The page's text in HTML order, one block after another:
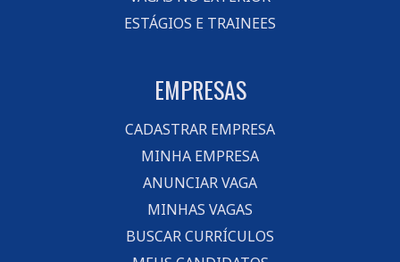
ESTÁGIOS E TRAINEES
EMPRESAS
CADASTRAR EMPRESA
MINHA EMPRESA
ANUNCIAR VAGA
MINHAS VAGAS
BUSCAR CURRÍCULOS